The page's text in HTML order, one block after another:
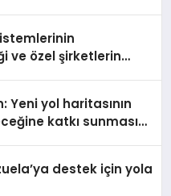
ve özel şirketlerin
Yeni yol haritasının
katkı sunmasını
destek için yola